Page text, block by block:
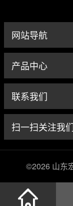
网站导航
产品中心
联系我们
扫一扫关注我
©2026 山东